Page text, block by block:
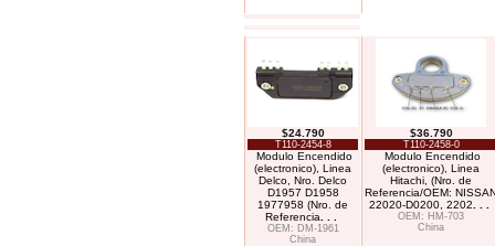
$24.790
T110-2454-8
Modulo Encendido
(electronico), Linea
Delco, Nro. Delco
D1957 D1958
1977958 (Nro. de
Referencia
OEM: DM-1961
China
$36.790
T110-2458-0
Modulo Encendido
(electronico), Linea
Hitachi, (Nro. de
Referencia/OEM:
22020-D0200, 2202
OEM: HM-703
China